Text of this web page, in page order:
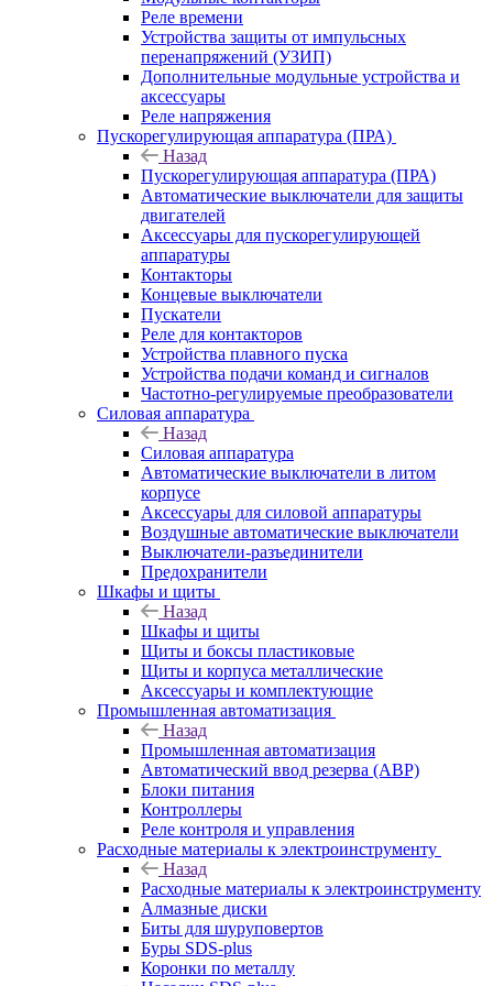
Реле времени
Устройства защиты от импульсных
перенапряжений (УЗИП)
Дополнительные модульные устройства и
аксессуары
Реле напряжения
Пускорегулирующая аппаратура (ПРА)
Назад
Пускорегулирующая аппаратура (ПРА)
Автоматические выключатели для защиты
двигателей
Аксессуары для пускорегулирующей
аппаратуры
Контакторы
Концевые выключатели
Пускатели
Реле для контакторов
Устройства плавного пуска
Устройства подачи команд и сигналов
Частотно-регулируемые преобразователи
Силовая аппаратура
Назад
Силовая аппаратура
Автоматические выключатели в литом
корпусе
Аксессуары для силовой аппаратуры
Воздушные автоматические выключатели
Выключатели-разъединители
Предохранители
Шкафы и щиты
Назад
Шкафы и щиты
Щиты и боксы пластиковые
Щиты и корпуса металлические
Аксессуары и комплектующие
Промышленная автоматизация
Назад
Промышленная автоматизация
Автоматический ввод резерва (АВР)
Блоки питания
Контроллеры
Реле контроля и управления
Расходные материалы к электроинструменту
Назад
Расходные материалы к электроинструменту
Алмазные диски
Биты для шуруповертов
Буры SDS-plus
Коронки по металлу